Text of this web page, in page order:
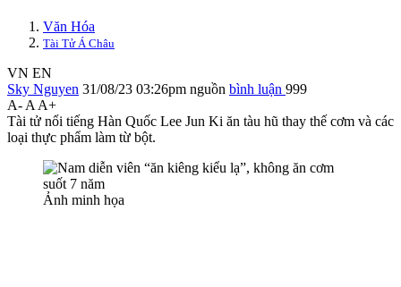
Văn Hóa
Tài Tử Á Châu
VN EN
Sky Nguyen 31/08/23 03:26pm nguồn bình luận 999
A- A A+
Tài tử nổi tiếng Hàn Quốc Lee Jun Ki ăn tàu hũ thay thế cơm và các
loại thực phẩm làm từ bột.
Ảnh minh họa